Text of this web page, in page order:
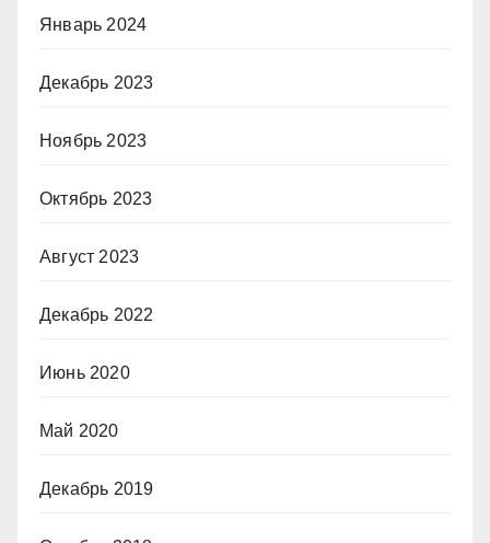
Январь 2024
Декабрь 2023
Ноябрь 2023
Октябрь 2023
Август 2023
Декабрь 2022
Июнь 2020
Май 2020
Декабрь 2019